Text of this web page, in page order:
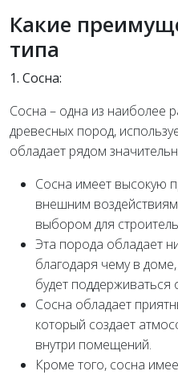
Какие
типа
1. Сосна:
Сосна – одна из наиболее
древесных пород,
обладает рядом
Сосна имеет высокую
внешним
выбором для
Эта порода обладает
благодаря чему в
будет
Сосна обладает
который создает
внутри помещений.
Кроме того, сосна